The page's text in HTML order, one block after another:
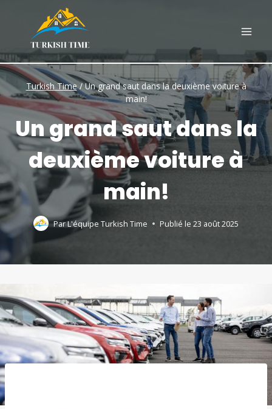
content
Turkish Time/Un grand saut dans la deuxième voiture à
main!
Un grand saut dans la
deuxième voiture à
main!
ParL'équipe Turkish Time Publié le 23 août 2025